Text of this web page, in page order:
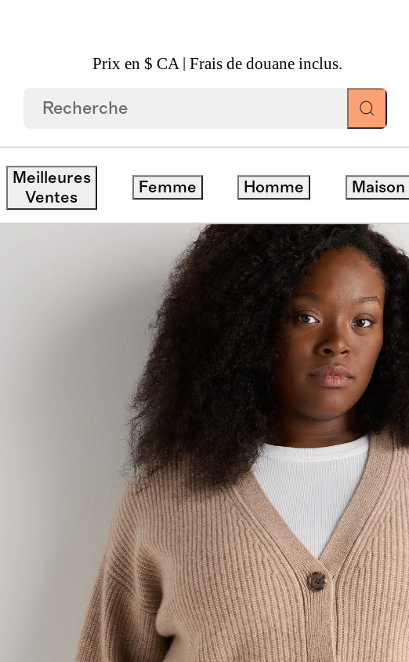
Prix en $ CA | Frais de douane inclus.
Meilleures
Ventes
Femme Homme Maison
Style Pêcheur En Cachemire De Mongolie À Coupe Carrée